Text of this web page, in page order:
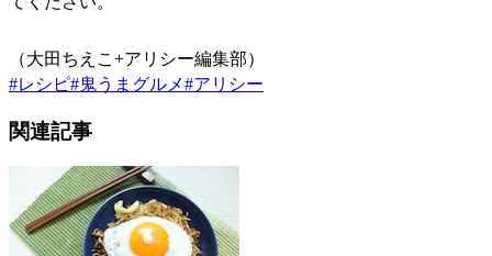
（大田ちえこ+アリシー編集部）
#レシピ#鬼うまグルメ#アリシー
関連記事